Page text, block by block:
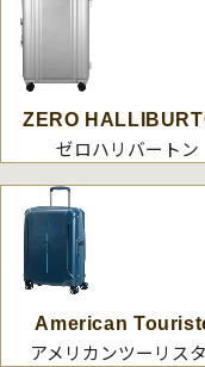
ZERO
ゼロハリバートン
American
アメリカンツーリス